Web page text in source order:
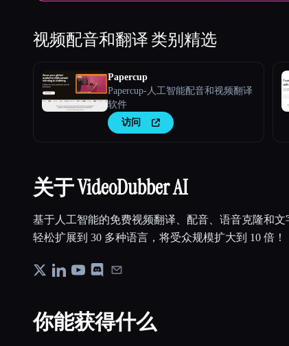
视频配音和翻译类别精选
Papercup
Papercup-人工智能配音和视频翻译
软件
访问
关于 VideoDubber AI
基于人工智能的免费视频翻译、配音、语音克隆和
轻松扩展到 30 多种语言，将受众规模扩大到 10 倍！
你能获得什么